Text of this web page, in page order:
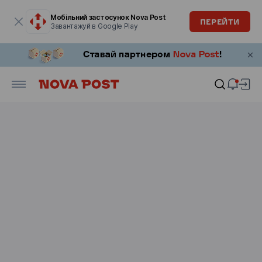
Мобільний застосунок Nova Post
Завантажуй в Google Play
ПЕРЕЙТИ